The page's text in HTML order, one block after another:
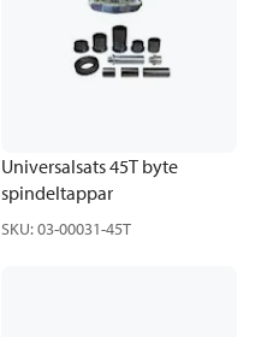
Universalsats 45T byte
spindeltappar
SKU:03-00031-45T